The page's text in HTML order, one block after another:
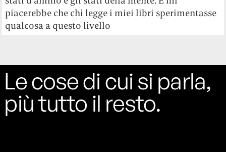
piacerebbe che chi legge i miei libri sperimentasse
qualcosa a questo livello
Le cose di cui si parla,
più tutto il resto.